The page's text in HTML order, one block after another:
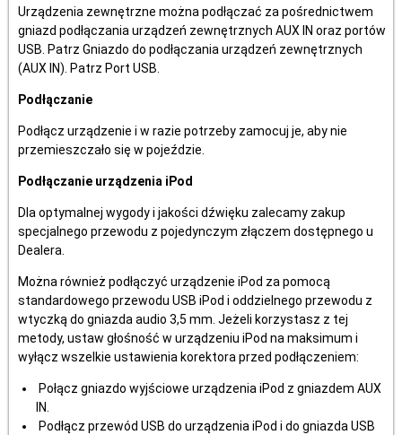
Urządzenia zewnętrzne można podłączać za pośrednictwem
gniazd podłączania urządzeń zewnętrznych AUX IN oraz portów
USB. Patrz Gniazdo do podłączania urządzeń zewnętrznych
(AUX IN). Patrz Port USB.
Podłączanie
Podłącz urządzenie i w razie potrzeby zamocuj je, aby nie
przemieszczało się w pojeździe.
Podłączanie urządzenia iPod
Dla optymalnej wygody i jakości dźwięku zalecamy zakup
specjalnego przewodu z pojedynczym złączem dostępnego u
Dealera.
Można również podłączyć urządzenie iPod za pomocą
standardowego przewodu USB iPod i oddzielnego przewodu z
wtyczką do gniazda audio 3,5 mm. Jeżeli korzystasz z tej
metody, ustaw głośność w urządzeniu iPod na maksimum i
wyłącz wszelkie ustawienia korektora przed podłączeniem:
Połącz gniazdo wyjściowe urządzenia iPod z gniazdem AUX
IN.
Podłącz przewód USB do urządzenia iPod i do gniazda USB